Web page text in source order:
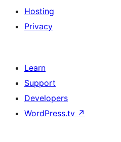
Hosting
Privacy
Learn
Support
Developers
WordPress.tv ↗